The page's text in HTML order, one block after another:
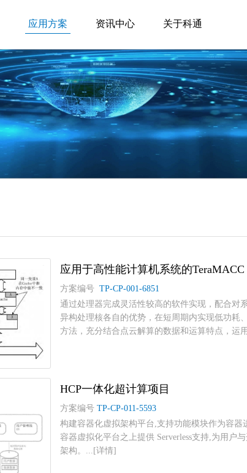
应用方案 资讯中心 关于科通
应用于高性能计算机系统的
方案编号 TP-CP-001-6851
通过处理器完成灵活性较高的软件实现，配合对
异构处理核各自的优势，在短周期内实现低功耗
方法，充分结合点云解算的数据和运算特点，运
HCP一体化超计算项目
方案编号 TP-CP-011-5593
构建容器化虚拟架构平台,支持功能模块作为容
容器虚拟化平台之上提供 Serverless支持,为用户
架构。...[详情]